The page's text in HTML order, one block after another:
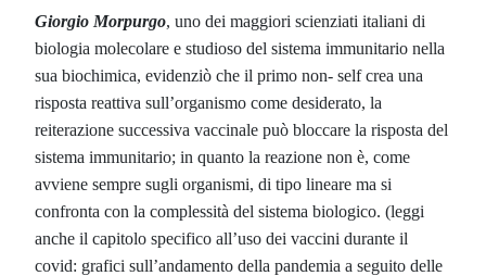
Giorgio Morpurgo, uno dei maggiori scienziati italiani di
biologia molecolare e studioso del sistema immunitario nella
sua biochimica, evidenziò che il primo non- self crea una
risposta reattiva sull’organismo come desiderato, la
reiterazione successiva vaccinale può bloccare la risposta del
sistema immunitario; in quanto la reazione non è, come
avviene sempre sugli organismi, di tipo lineare ma si
confronta con la complessità del sistema biologico. (leggi
anche il capitolo specifico all’uso dei vaccini durante il
covid: grafici sull’andamento della pandemia a seguito delle